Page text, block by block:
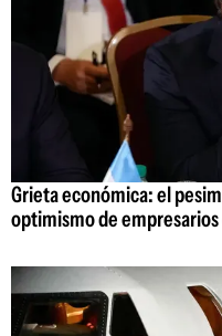
Grieta económica: el
optimismo de